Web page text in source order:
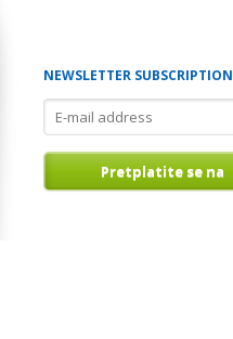
NEWSLETTER SUBSCRIPTION
E-
mail
address
Pretplatite se na